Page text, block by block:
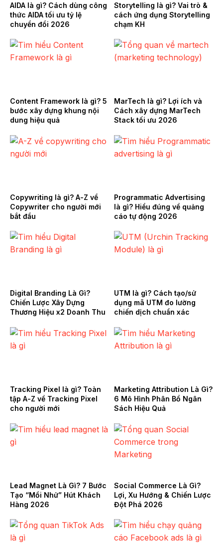
AIDA là gì? Cách dùng công
thức AIDA tối ưu tỷ lệ
chuyển đổi 2026
Storytelling là gì? Vai trò &
cách ứng dụng Storytelling
chạm KH
Content Framework là gì? 5
bước xây dựng khung nội
dung hiệu quả
MarTech là gì? Lợi ích và
Cách xây dựng MarTech
Stack tối ưu 2026
Copywriting là gì? A-Z về
Copywriter cho người mới
bắt đầu
Programmatic Advertising
là gì? Hiểu đúng về quảng
cáo tự động 2026
Digital Branding Là Gì?
Chiến Lược Xây Dựng
Thương Hiệu x2 Doanh Thu
UTM là gì? Cách tạo/sử
dụng mã UTM đo lường
chiến dịch chuẩn xác
Tracking Pixel là gì? Toàn
tập A-Z về Tracking Pixel
cho người mới
Marketing Attribution Là Gì?
6 Mô Hình Phân Bổ Ngân
Sách Hiệu Quả
Lead Magnet Là Gì? 7 Bước
Tạo “Mồi Nhử” Hút Khách
Hàng 2026
Social Commerce Là Gì?
Lợi, Xu Hướng & Chiến Lược
Đột Phá 2026